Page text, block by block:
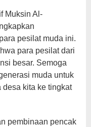
Muksin Al-
pesilat muda ini.
para pesilat dari
besar. Semoga
muda untuk
desa kita ke tingkat
pembinaan pencak